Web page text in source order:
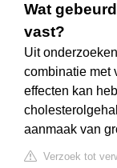
Wat
vast?
Uit
combinatie met
effecten kan
aanmaak van
Verzoek tot